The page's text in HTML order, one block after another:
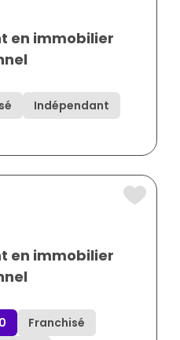
en immobilier
Indépendant
en immobilier
Franchisé